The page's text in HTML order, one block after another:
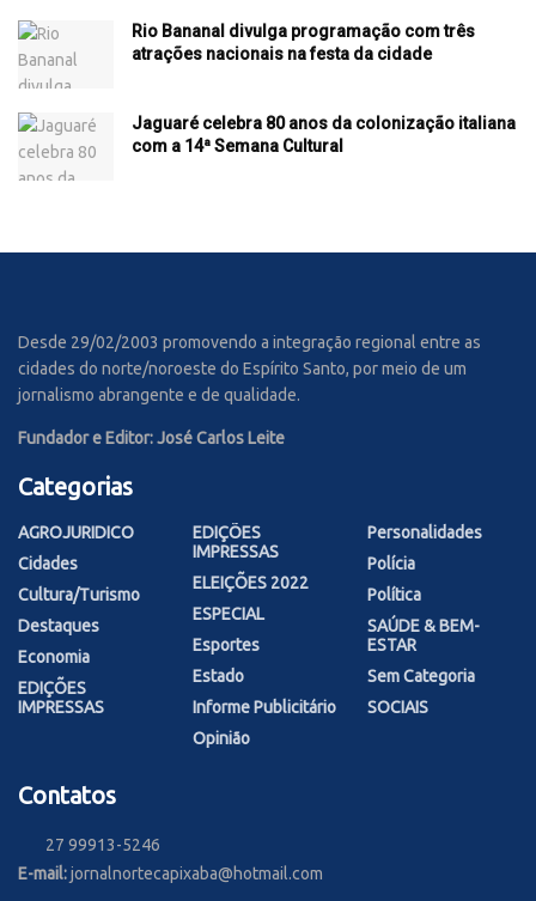
Rio Bananal divulga programação com três
atrações nacionais na festa da cidade
Jaguaré celebra 80 anos da colonização italiana
com a 14ª Semana Cultural
Desde 29/02/2003 promovendo a integração regional entre as
cidades do norte/noroeste do Espírito Santo, por meio de um
jornalismo abrangente e de qualidade.
Fundador e Editor: José Carlos Leite
Categorias
AGROJURIDICO
Cidades
Cultura/Turismo
Destaques
Economia
EDIÇÕES
IMPRESSAS
EDIÇÕES
IMPRESSAS
ELEIÇÕES 2022
ESPECIAL
Esportes
Estado
Informe Publicitário
Opinião
Personalidades
Polícia
Política
SAÚDE & BEM-
ESTAR
Sem Categoria
SOCIAIS
Contatos
27 99913-5246
E-mail:jornalnortecapixaba@hotmail.com